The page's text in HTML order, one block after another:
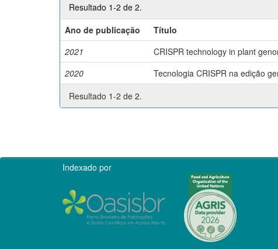
Resultado 1-2 de 2.
Ano de publicação
Título
2021
CRISPR technology in plant
2020
Tecnologia CRISPR na edição
Resultado 1-2 de 2.
Indexado por